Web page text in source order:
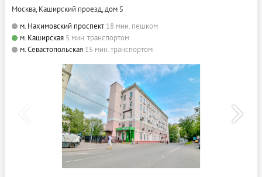
Москва, Каширский проезд, дом 5
м. Нахимовский проспект 18 мин. пешком
м. Каширская 5 мин. транспортом
м. Севастопольская 15 мин. транспортом